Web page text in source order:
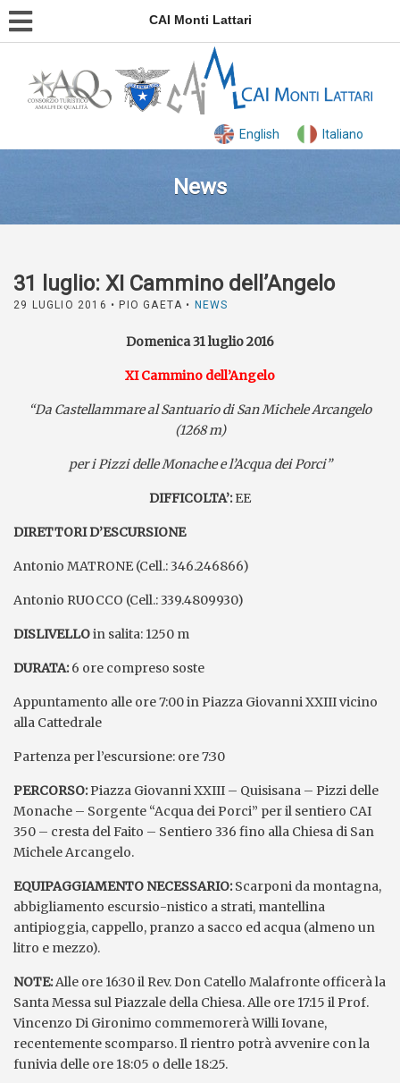
CAI Monti Lattari
English Italiano
News
31 luglio: XI Cammino dell’Angelo
29 LUGLIO 2016 • PIO GAETA • NEWS
Domenica 31 luglio 2016
XI Cammino dell’Angelo
“Da Castellammare al Santuario di San Michele Arcangelo
(1268 m)
per i Pizzi delle Monache e l’Acqua dei Porci”
DIFFICOLTA’:EE
DIRETTORI D’ESCURSIONE
Antonio MATRONE (Cell.: 346.246866)
Antonio RUOCCO (Cell.: 339.4809930)
DISLIVELLOin salita: 1250 m
DURATA:6 ore compreso soste
Appuntamento alle ore 7:00 in Piazza Giovanni XXIII vicino
alla Cattedrale
Partenza per l’escursione: ore 7:30
PERCORSO:Piazza Giovanni XXIII – Quisisana – Pizzi delle
Monache – Sorgente “Acqua dei Porci” per il sentiero CAI
350 – cresta del Faito – Sentiero 336 fino alla Chiesa di San
Michele Arcangelo.
EQUIPAGGIAMENTO NECESSARIO:Scarponi da montagna,
abbigliamento escursio-nistico a strati, mantellina
antipioggia, cappello, pranzo a sacco ed acqua (almeno un
litro e mezzo).
NOTE:Alle ore 16:30 il Rev. Don Catello Malafronte officerà la
Santa Messa sul Piazzale della Chiesa. Alle ore 17:15 il Prof.
Vincenzo Di Gironimo commemorerà Willi Iovane,
recentemente scomparso. Il rientro potrà avvenire con la
funivia delle ore 18:05 o delle 18:25.